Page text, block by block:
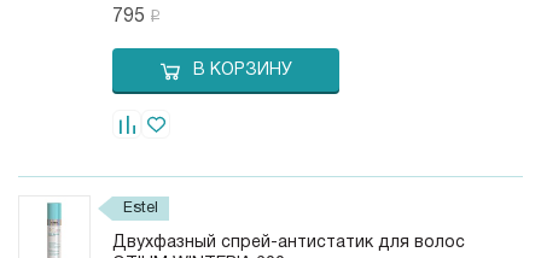
795
В КОРЗИНУ
Estel
Двухфазный спрей-антистатик для волос